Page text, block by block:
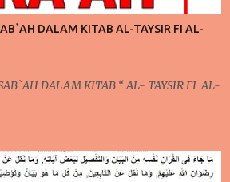
harus dilakukan setiap saat karena
ingin berubah menjadi lebih baik
kali ini. Poin Kedua ; Taubat dan
DALAM KITAB AL-TAYSIR FI AL-
DALAM KITAB “ AL- TAYSIR FI AL-